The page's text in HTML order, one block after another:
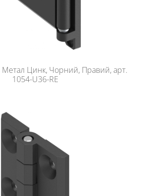
Метал Цинк, Чорний, Правий, арт.
1054-U36-RE